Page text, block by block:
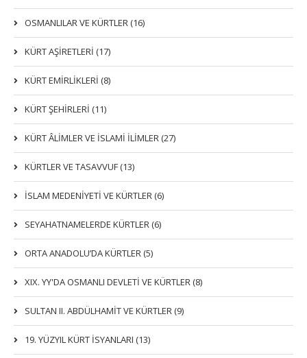
OSMANLILAR VE KÜRTLER (16)
KÜRT AŞİRETLERİ (17)
KÜRT EMİRLİKLERİ (8)
KÜRT ŞEHİRLERİ (11)
KÜRT ÂLİMLER VE İSLAMİ İLİMLER (27)
KÜRTLER VE TASAVVUF (13)
İSLAM MEDENİYETİ VE KÜRTLER (6)
SEYAHATNAMELERDE KÜRTLER (6)
ORTA ANADOLU’DA KÜRTLER (5)
XIX. YY'DA OSMANLI DEVLETI VE KÜRTLER (8)
SULTAN II. ABDÜLHAMİT VE KÜRTLER (9)
19. YÜZYIL KÜRT İSYANLARI (13)